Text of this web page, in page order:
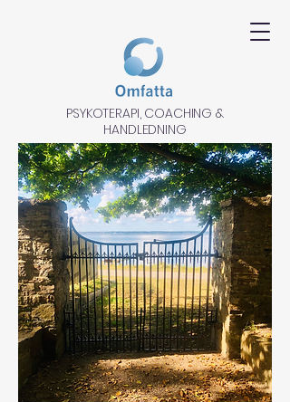
PSYKOTERAPI, COACHING &
HANDLEDNING